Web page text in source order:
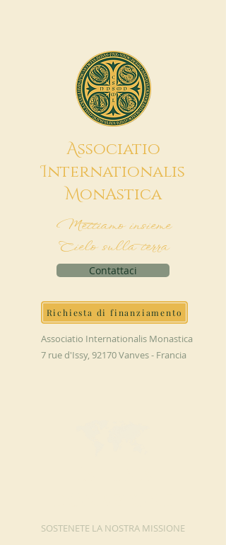
Associatio
Internationalis
MonAstica
Mettiamo insieme
Cielo sulla terra
Contattaci
Richiesta di finanziamento
Associatio Internationalis Monastica
7 rue d'Issy, 92170 Vanves - Francia
SOSTENETE LA NOSTRA MISSIONE